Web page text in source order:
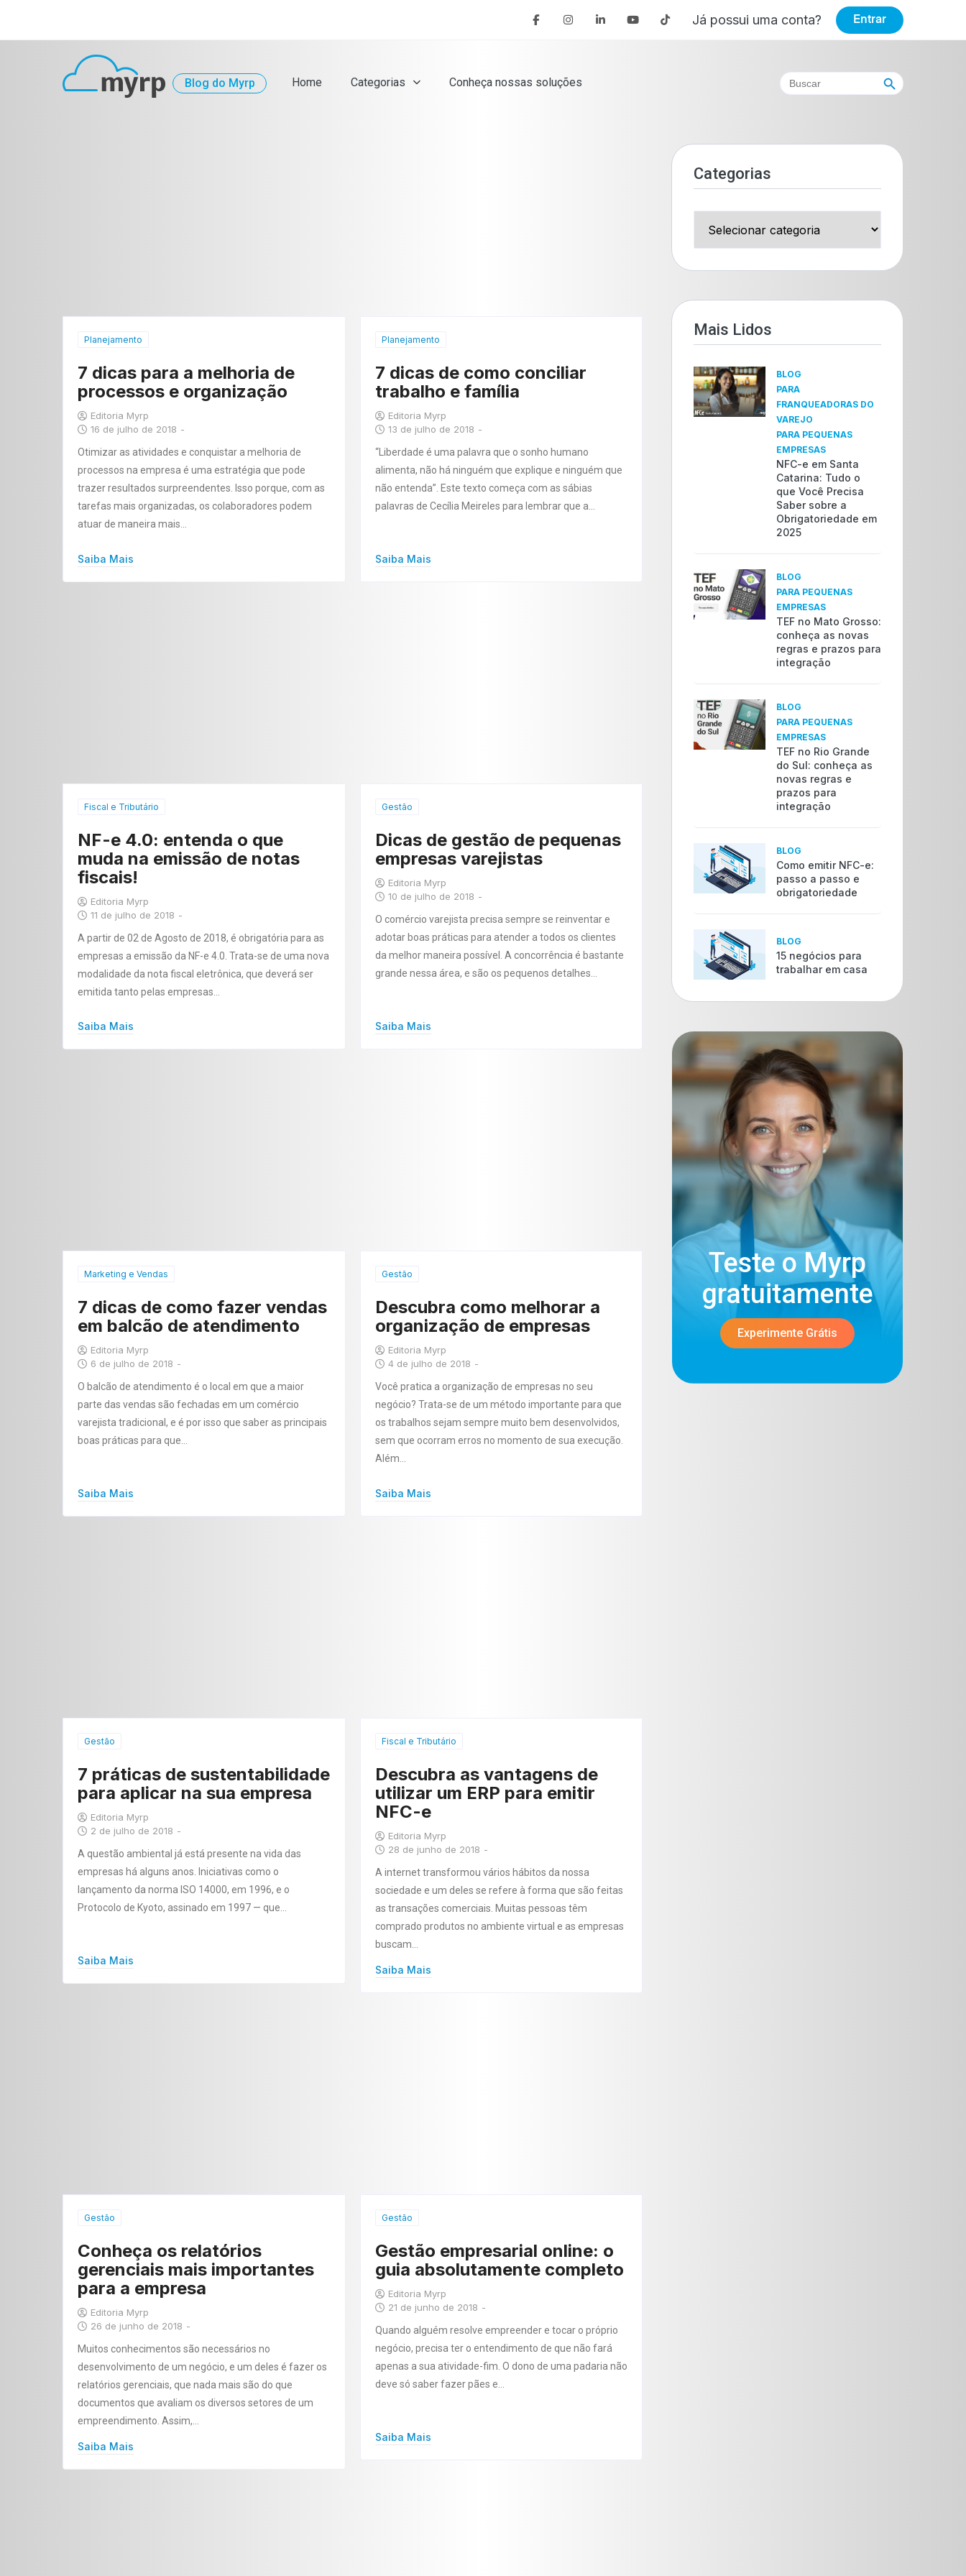
Já possui uma conta? Entrar
Blog do Myrp Home Categorias Conheça nossas soluções
Search
for:
Search Button
Planejamento
7 dicas para a melhoria de
processos e organização
Editoria Myrp
16 de julho de 2018 -
Otimizar as atividades e conquistar a melhoria de
processos na empresa é uma estratégia que pode
trazer resultados surpreendentes. Isso porque, com as
tarefas mais organizadas, os colaboradores podem
atuar de maneira mais…
Saiba Mais
Planejamento
7 dicas de como conciliar
trabalho e família
Editoria Myrp
13 de julho de 2018 -
“Liberdade é uma palavra que o sonho humano
alimenta, não há ninguém que explique e ninguém que
não entenda”. Este texto começa com as sábias
palavras de Cecília Meireles para lembrar que a…
Saiba Mais
Fiscal e Tributário
NF-e 4.0: entenda o que
muda na emissão de notas
fiscais!
Editoria Myrp
11 de julho de 2018 -
A partir de 02 de Agosto de 2018, é obrigatória para as
empresas a emissão da NF-e 4.0. Trata-se de uma nova
modalidade da nota fiscal eletrônica, que deverá ser
emitida tanto pelas empresas…
Saiba Mais
Gestão
Dicas de gestão de pequenas
empresas varejistas
Editoria Myrp
10 de julho de 2018 -
O comércio varejista precisa sempre se reinventar e
adotar boas práticas para atender a todos os clientes
da melhor maneira possível. A concorrência é bastante
grande nessa área, e são os pequenos detalhes…
Saiba Mais
Marketing e Vendas
7 dicas de como fazer vendas
em balcão de atendimento
Editoria Myrp
6 de julho de 2018 -
O balcão de atendimento é o local em que a maior
parte das vendas são fechadas em um comércio
varejista tradicional, e é por isso que saber as principais
boas práticas para que…
Saiba Mais
Gestão
Descubra como melhorar a
organização de empresas
Editoria Myrp
4 de julho de 2018 -
Você pratica a organização de empresas no seu
negócio? Trata-se de um método importante para que
os trabalhos sejam sempre muito bem desenvolvidos,
sem que ocorram erros no momento de sua execução.
Além…
Saiba Mais
Gestão
7 práticas de sustentabilidade
para aplicar na sua empresa
Editoria Myrp
2 de julho de 2018 -
A questão ambiental já está presente na vida das
empresas há alguns anos. Iniciativas como o
lançamento da norma ISO 14000, em 1996, e o
Protocolo de Kyoto, assinado em 1997 — que…
Saiba Mais
Fiscal e Tributário
Descubra as vantagens de
utilizar um ERP para emitir
NFC-e
Editoria Myrp
28 de junho de 2018 -
A internet transformou vários hábitos da nossa
sociedade e um deles se refere à forma que são feitas
as transações comerciais. Muitas pessoas têm
comprado produtos no ambiente virtual e as empresas
buscam…
Saiba Mais
Gestão
Conheça os relatórios
gerenciais mais importantes
para a empresa
Editoria Myrp
26 de junho de 2018 -
Muitos conhecimentos são necessários no
desenvolvimento de um negócio, e um deles é fazer os
relatórios gerenciais, que nada mais são do que
documentos que avaliam os diversos setores de um
empreendimento. Assim,…
Saiba Mais
Gestão
Gestão empresarial online: o
guia absolutamente completo
Editoria Myrp
21 de junho de 2018 -
Quando alguém resolve empreender e tocar o próprio
negócio, precisa ter o entendimento de que não fará
apenas a sua atividade-fim. O dono de uma padaria não
deve só saber fazer pães e…
Saiba Mais
Categorias
Mais Lidos​
BLOG
PARA
FRANQUEADORAS DO
VAREJO
PARA PEQUENAS
EMPRESAS
NFC-e em Santa
Catarina: Tudo o
que Você Precisa
Saber sobre a
Obrigatoriedade em
2025
BLOG
PARA PEQUENAS
EMPRESAS
TEF no Mato Grosso:
conheça as novas
regras e prazos para
integração
BLOG
PARA PEQUENAS
EMPRESAS
TEF no Rio Grande
do Sul: conheça as
novas regras e
prazos para
integração
BLOG
Como emitir NFC-e:
passo a passo e
obrigatoriedade
BLOG
15 negócios para
trabalhar em casa
Teste o Myrp
gratuitamente​
Experimente Grátis